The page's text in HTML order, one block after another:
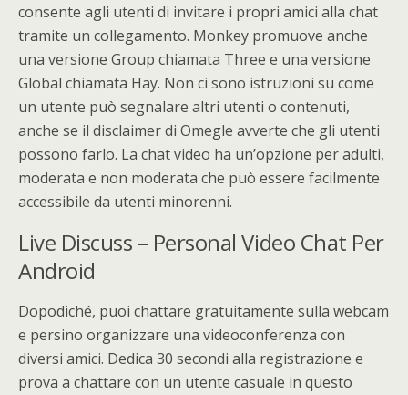
consente agli utenti di invitare i propri amici alla chat
tramite un collegamento. Monkey promuove anche
una versione Group chiamata Three e una versione
Global chiamata Hay. Non ci sono istruzioni su come
un utente può segnalare altri utenti o contenuti,
anche se il disclaimer di Omegle avverte che gli utenti
possono farlo. La chat video ha un’opzione per adulti,
moderata e non moderata che può essere facilmente
accessibile da utenti minorenni.
Live Discuss – Personal Video Chat Per
Android
Dopodiché, puoi chattare gratuitamente sulla webcam
e persino organizzare una videoconferenza con
diversi amici. Dedica 30 secondi alla registrazione e
prova a chattare con un utente casuale in questo